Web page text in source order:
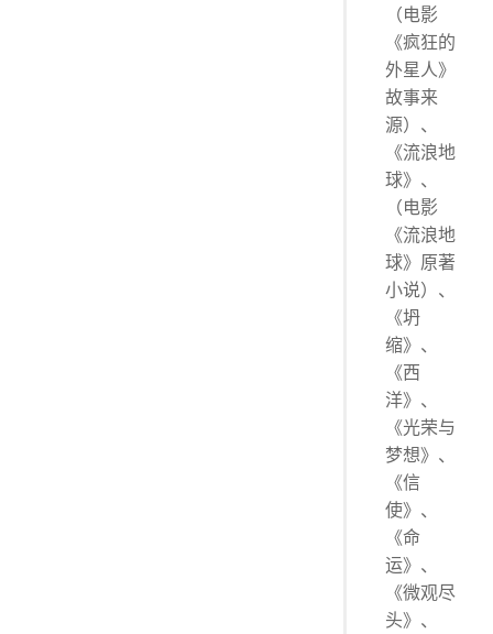
（电影
《疯狂的
外星人》
故事来
源）、
《流浪地
球》、
（电影
《流浪地
球》原著
小说）、
《坍
缩》、
《西
洋》、
《光荣与
梦想》、
《信
使》、
《命
运》、
《微观尽
头》、